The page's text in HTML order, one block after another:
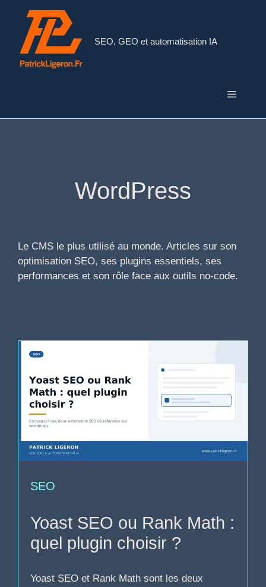
contenu
SEO, GEO et automatisation IA
Menu
WordPress
Le CMS le plus utilisé au monde. Articles sur son
optimisation SEO, ses plugins essentiels, ses
performances et son rôle face aux outils no-code.
SEO
Yoast SEO ou Rank Math :
quel plugin choisir ?
Yoast SEO et Rank Math sont les deux